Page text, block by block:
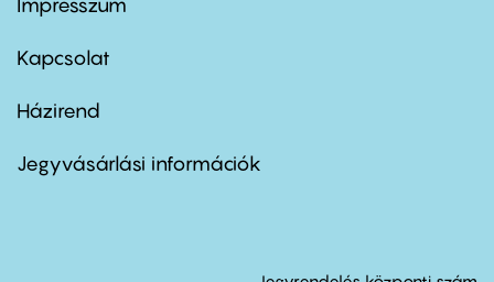
Footer
first
Impresszum
Kapcsolat
Footer
second
Házirend
Jegyvásárlási információk